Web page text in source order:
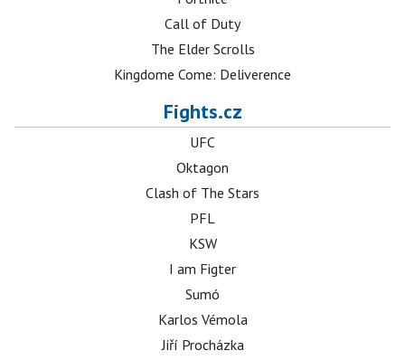
Call of Duty
The Elder Scrolls
Kingdome Come: Deliverence
Fights.cz
UFC
Oktagon
Clash of The Stars
PFL
KSW
I am Figter
Sumó
Karlos Vémola
Jiří Procházka